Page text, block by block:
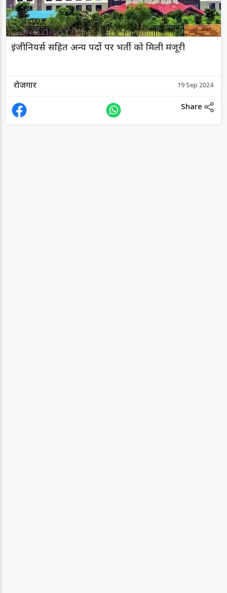
इंजीनियर्स सहित अन्य पदों पर भर्ती को मिली मंजूरी
रोजगार 19 Sep 2024
Share